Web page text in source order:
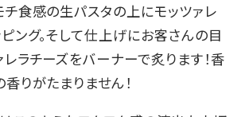
チ食感の生パスタの上にモッツァレ
ング。そして仕上げにお客さんの目
ラチーズをバーナーで炙ります！香
りがたまりません！